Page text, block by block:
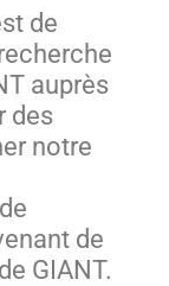
de
auprès
des
notre
de
GIANT.